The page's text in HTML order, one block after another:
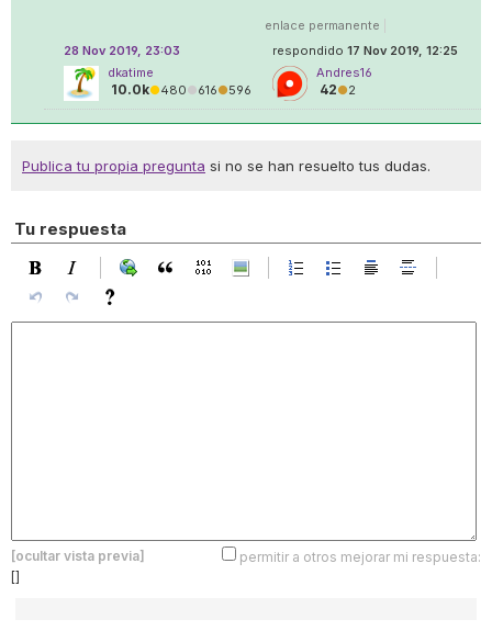
enlace permanente
respondido 17 Nov 2019, 12:25
Andres16
42●2
28 Nov 2019, 23:03
dkatime
10.0k●480●616●596
Publica tu propia pregunta si no se han resuelto tus dudas.
Tu respuesta
[ocultar vista previa]
permitir a otros mejorar mi respuesta:
[]